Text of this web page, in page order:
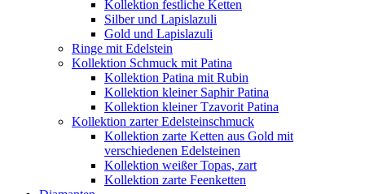
Kollektion festliche Ketten
Silber und Lapislazuli
Gold und Lapislazuli
Ringe mit Edelstein
Kollektion Schmuck mit Patina
Kollektion Patina mit Rubin
Kollektion kleiner Saphir Patina
Kollektion kleiner Tzavorit Patina
Kollektion zarter Edelsteinschmuck
Kollektion zarte Ketten aus Gold mit
verschiedenen Edelsteinen
Kollektion weißer Topas, zart
Kollektion zarte Feenketten